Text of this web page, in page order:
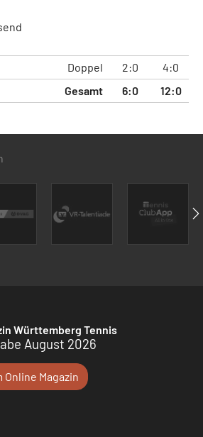
Doppel 2:0 4:0
Gesamt
6:0 12:0
Württemberg Tennis
August 2026
Online Magazin